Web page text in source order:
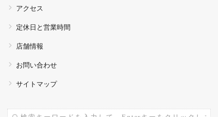
アクセス
定休日と営業時間
店舗情報
お問い合わせ
サイトマップ